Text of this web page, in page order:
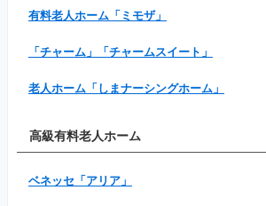
有料老人ホーム「ミモザ」
「チャーム」「チャームスイート」
老人ホーム「しまナーシングホーム」
高級有料老人ホーム
ベネッセ「アリア」